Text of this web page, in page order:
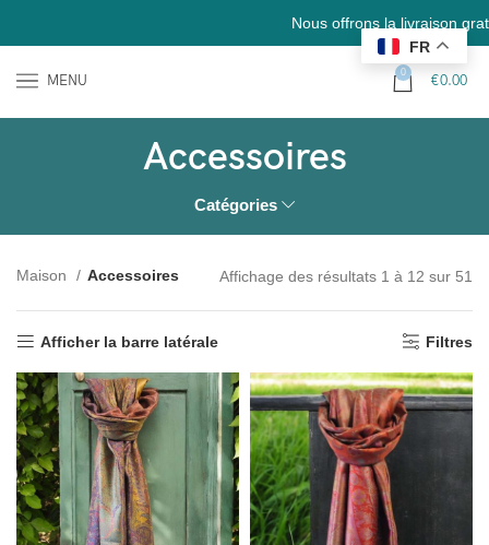
Nous offrons la livraison gratuite
MENU 0 €0.00
Accessoires
Catégories
Maison Accessoires Affichage des résultats 1 à 12 sur 51
Afficher la barre latérale Filtres
FR